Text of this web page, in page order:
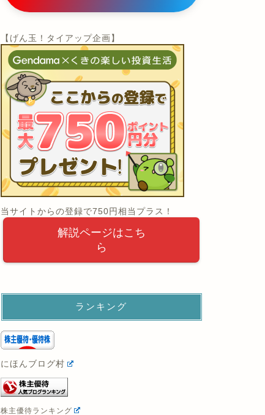
【げん玉！タイアップ企画】
当サイトからの登録で750円相当プラス！
解説ページはこち
ら
ランキング
にほんブログ村
株主優待ランキング